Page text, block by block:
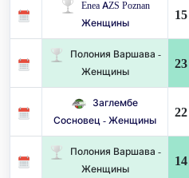
Enea AZS Poznan
Женщины
15
Полония Варшава -
Женщины
23
Заглембе
Сосновец - Женщины
22
Полония Варшава -
Женщины
14